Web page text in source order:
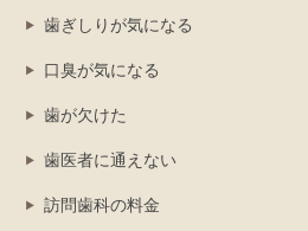
歯ぎしりが気になる
口臭が気になる
歯が欠けた
歯医者に通えない
訪問歯科の料金